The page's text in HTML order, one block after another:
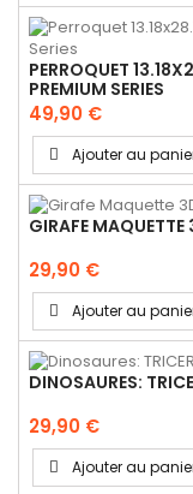
PERROQUET
PREMIUM SERIES
49,90 €
Ajouter au
GIRAFE MAQUETTE
29,90 €
Ajouter au
DINOSAURES:
29,90 €
Ajouter au